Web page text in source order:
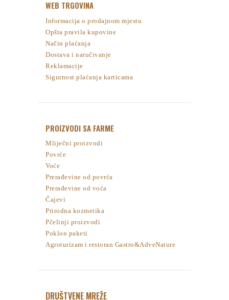
WEB TRGOVINA
Informacija o prodajnom mjestu
Opšta pravila kupovine
Način plaćanja
Dostava i naručivanje
Reklamacije
Sigurnost plaćanja karticama
PROIZVODI SA FARME
Mliječni proizvodi
Povrće
Voće
Prerađevine od povrća
Prerađevine od voća
Čajevi
Prirodna kozmetika
Pčelinji proizvodi
Poklon paketi
Agroturizam i restoran Gastro&AdveNature
DRUŠTVENE MREŽE